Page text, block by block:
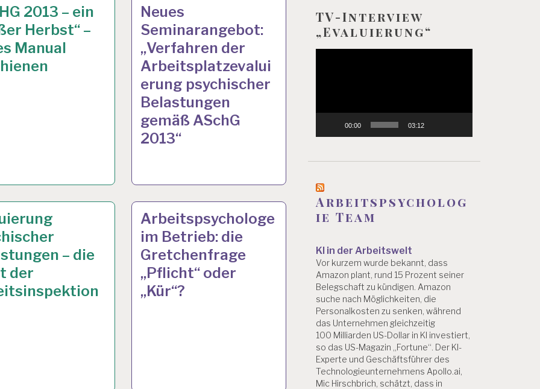
2013 – ein
Herbst“ –
Manual
2013 ARBEITSANALYSE…
Neues
Seminarangebot:
„Verfahren der
Arbeitsplatzevalui
erung psychischer
Belastungen
gemäß ASchG
2013“
8 APR. 2013
– die
der
2013 ARBEITSANALYSE…
Arbeitspsychologe
im Betrieb: die
Gretchenfrage
„Pflicht“ oder
„Kür“?
10 JAN. 2013
TV-Interview
„Evaluierung“
00:00 03:12
Arbeitspsycholog
ie Team
KI in der Arbeitswelt
Vor kurzem wurde bekannt, dass
Amazon plant, rund 15 Prozent seiner
Belegschaft zu kündigen. Amazon
suche nach Möglichkeiten, die
Personalkosten zu senken, während
das Unternehmen gleichzeitig
100 Milliarden US-Dollar in KI investiert,
so das US-Magazin „Fortune“. Der KI-
Experte und Geschäftsführer des
Technologieunternehmens Apollo.ai,
Mic Hirschbrich, schätzt, dass in